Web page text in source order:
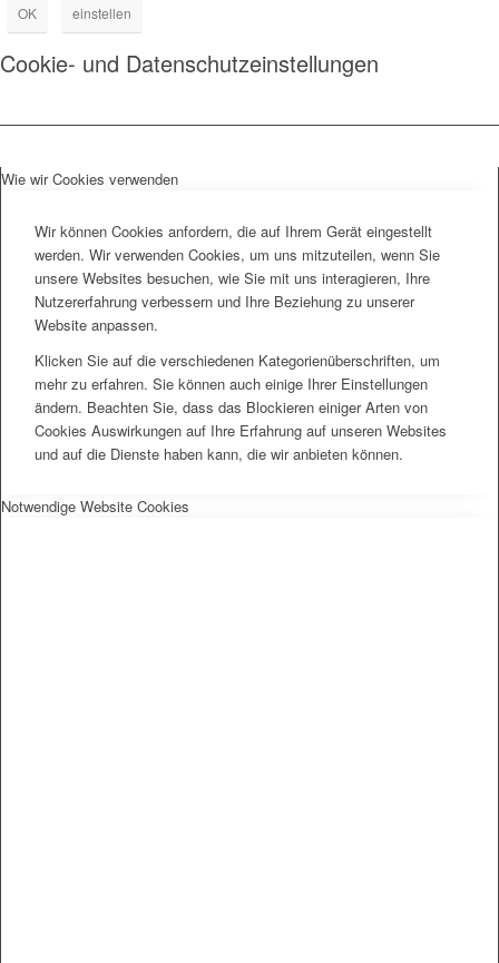
OK einstellen
Cookie- und Datenschutzeinstellungen
Wie wir Cookies verwenden
Wir können Cookies anfordern, die auf Ihrem Gerät eingestellt
werden. Wir verwenden Cookies, um uns mitzuteilen, wenn Sie
unsere Websites besuchen, wie Sie mit uns interagieren, Ihre
Nutzererfahrung verbessern und Ihre Beziehung zu unserer
Website anpassen.
Klicken Sie auf die verschiedenen Kategorienüberschriften, um
mehr zu erfahren. Sie können auch einige Ihrer Einstellungen
ändern. Beachten Sie, dass das Blockieren einiger Arten von
Cookies Auswirkungen auf Ihre Erfahrung auf unseren Websites
und auf die Dienste haben kann, die wir anbieten können.
Notwendige Website Cookies